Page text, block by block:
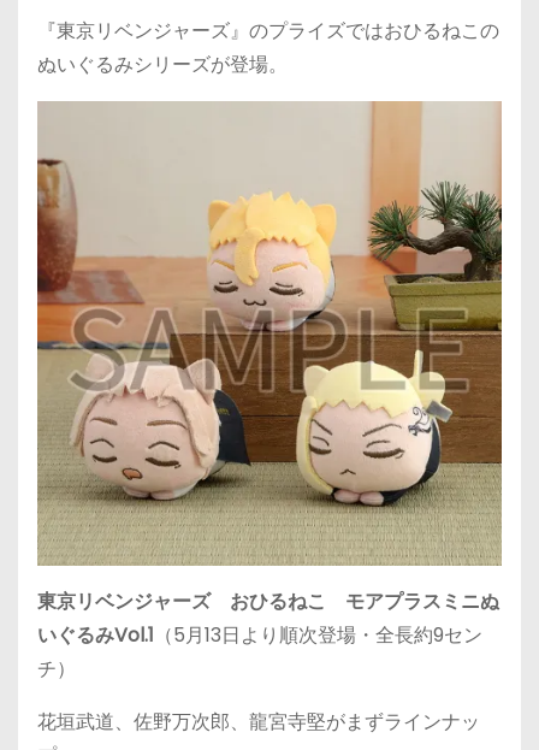
『東京リベンジャーズ』のプライズではおひるねこの
ぬいぐるみシリーズが登場。
東京リベンジャーズ おひるねこ モアプラスミニぬ
いぐるみVol.1 （5月13日より順次登場・全長約9セン
チ）
花垣武道、佐野万次郎、龍宮寺堅がまずラインナッ